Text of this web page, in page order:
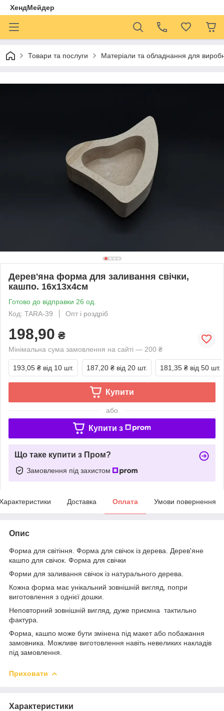
ХендМейдер
Товари та послуги Матеріали та обладнання для
Дерев'яна форма для заливання свічки,
кашпо. 16х13х4см
Готово до відправки 26 од.
Код: TARA-39
Опт і роздріб
198,90 ₴
Мінімальна сума замовлення на сайті — 200 ₴
193,05 ₴ від 10 шт. 187,20 ₴ від 20 шт. 181,35 ₴ від 50 шт.
Купити
або
Купити з
Що таке купити з Пром?
Замовлення під захистом
Доставка Оплата Умови повернення
Опис
Форма для світіння. Форма для свічок із дерева. Дерев'яне
кашпо для свічок. Форма для свічки
Форми для заливання свічок із натурального дерева.
Кожна форма має унікальний зовнішній вигляд, попри
виготовлення з однієї дошки.
Неповторний зовнішній вигляд, дуже приємна тактильно
фактура.
Форма, кашпо може бути змінена під макет або побажання
замовника. Можливе виготовлення навіть невеликих накладів
під замовлення.
Приховати
Характеристики